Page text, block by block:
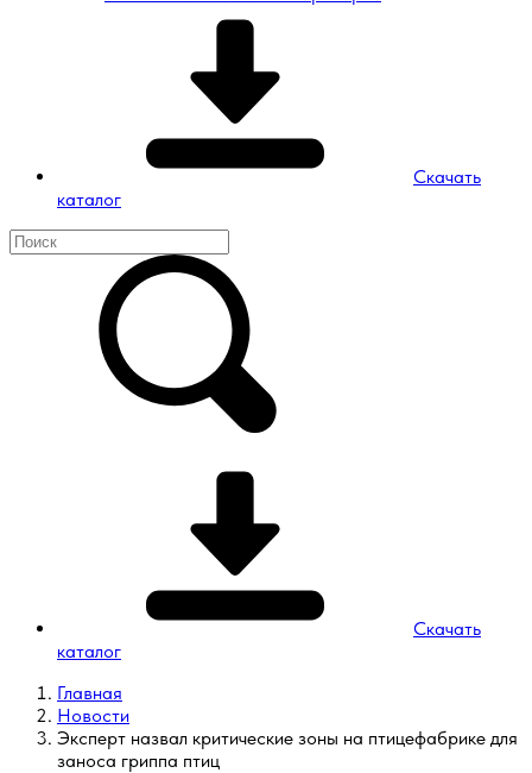
Скачать
каталог
Скачать
каталог
Главная
Новости
Эксперт назвал критические зоны на птицефабрике для
заноса гриппа птиц